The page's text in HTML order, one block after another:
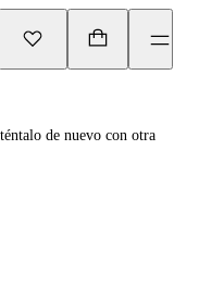
de nuevo con otra